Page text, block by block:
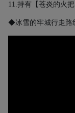
11.持有【苍炎的火
◆冰雪的牢城行走路